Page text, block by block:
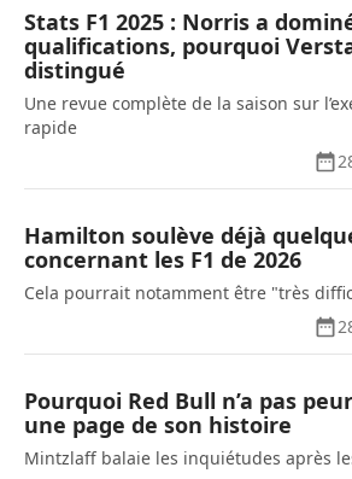
Stats F1 2025 : Norris a
qualifications, pourquoi
distingué
Une revue complète de la saison sur
rapide
Hamilton soulève déjà
concernant les F1 de 2026
Cela pourrait notamment être "très
Pourquoi Red Bull n’a pas
une page de son histoire
Mintzlaff balaie les inquiétudes après